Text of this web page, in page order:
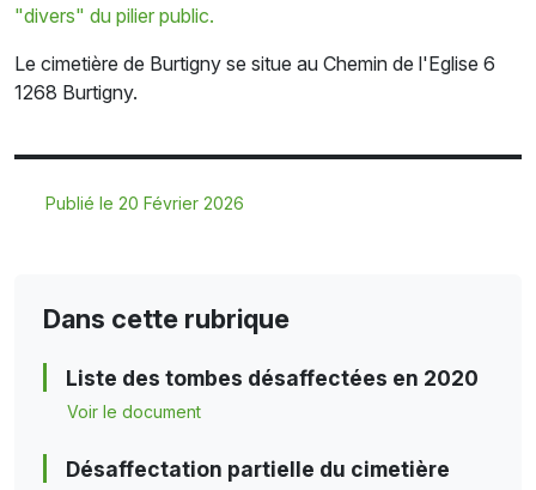
"divers" du pilier public.
Le cimetière de Burtigny se situe au Chemin de l'Eglise 6
1268 Burtigny.
Publié le 20 Février 2026
Dans cette rubrique
Liste des tombes désaffectées en 2020
Voir le document
Désaffectation partielle du cimetière